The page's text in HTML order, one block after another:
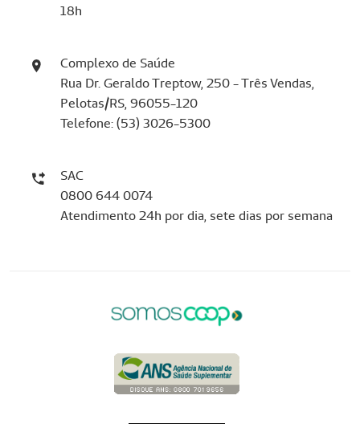
18h
Complexo de Saúde
Rua Dr. Geraldo Treptow, 250 - Três Vendas,
Pelotas/RS, 96055-120
Telefone: (53) 3026-5300
SAC
0800 644 0074
Atendimento 24h por dia, sete dias por semana